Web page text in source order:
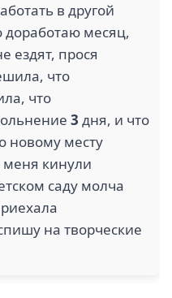
в другой
доработаю месяц,
ездят, прося
что
что
3 дня, и что
новому месту
меня кинули
саду молча
на творческие